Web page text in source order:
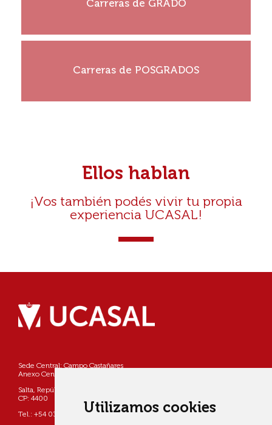
Utilizamos cookies
Carreras de GRADO
Carreras de POSGRADOS
Ellos hablan
¡Vos también podés vivir tu propia
experiencia UCASAL!
Sede Central: Campo Castañares
Anexo Centro: Pellegrini 790
Salta, República Argentina
CP: 4400
Tel.: +54 0387 4268800